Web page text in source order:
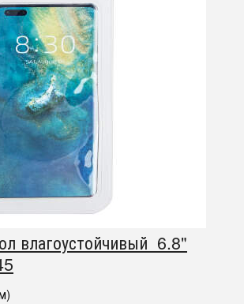
влагоустойчивый 6.8"